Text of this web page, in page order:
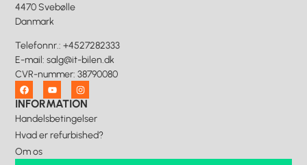
4470 Svebølle
Danmark
Telefonnr.: +4527282333
E-mail:salg@it-bilen.dk
CVR-nummer: 38790080
INFORMATION
Handelsbetingelser
Hvad er refurbished?
Om os